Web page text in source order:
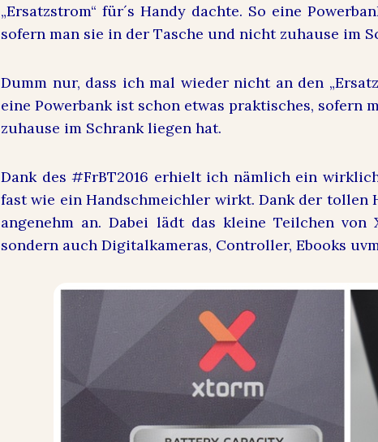
„Ersatzstrom“ für´s Handy dachte. So eine
sofern man sie in der Tasche und nicht zuhause im
Dumm nur, dass ich mal wieder nicht an den
eine Powerbank ist schon etwas praktisches, sofern
zuhause im Schrank liegen hat.
Dank des #FrBT2016 erhielt ich nämlich ein
fast wie ein Handschmeichler wirkt. Dank der tollen
angenehm an. Dabei lädt das kleine Teilchen
sondern auch Digitalkameras, Controller, Ebooks